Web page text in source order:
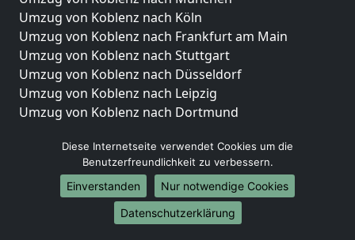
Umzug von Koblenz nach Köln
Umzug von Koblenz nach Frankfurt am Main
Umzug von Koblenz nach Stuttgart
Umzug von Koblenz nach Düsseldorf
Umzug von Koblenz nach Leipzig
Umzug von Koblenz nach Dortmund
Umzug von Koblenz nach Bremen
Umzug von Koblenz nach Dresden
Umzug von Koblenz nach Hannover
Umzug von Koblenz nach Nürnberg
Umzug von Koblenz nach Duisburg
Diese Internetseite verwendet Cookies um die
Benutzerfreundlichkeit zu verbessern.
Einverstanden
Nur notwendige Cookies
Datenschutzerklärung